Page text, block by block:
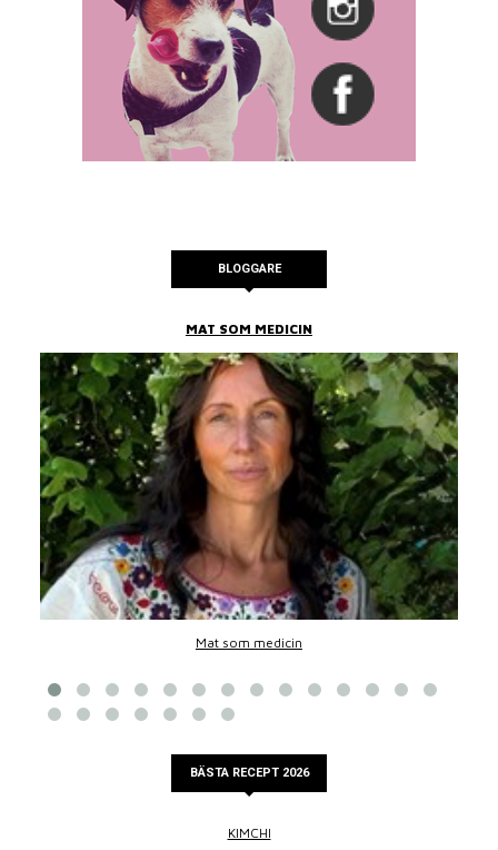
BLOGGARE
MAT SOM MEDICIN
Mat som medicin
BÄSTA RECEPT 2026
KIMCHI